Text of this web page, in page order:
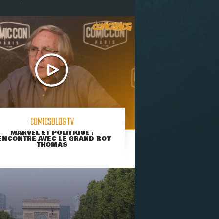
COMICSBLOG TV
MARVEL ET POLITIQUE :
AVEC LE GRAND ROY
THOMAS